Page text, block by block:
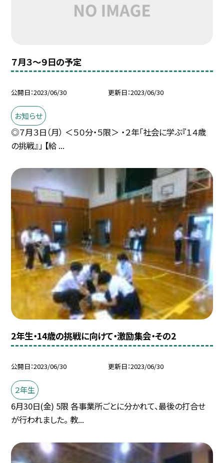
７月３〜９日の予定
公開日 2023/06/30 更新日 2023/06/30
お知らせ
◎７月３日（月） ＜５０分・５限＞ ・２年「社会に学ぶ『１４歳
の挑戦』」 【給 ...
2年生・14歳の挑戦に向けて・激励集会・その2
公開日 2023/06/30 更新日 2023/06/30
２年生
6月30日(金) 5限 各事業所ごとに分かれて、最後の打合せ
が行われました。 教...